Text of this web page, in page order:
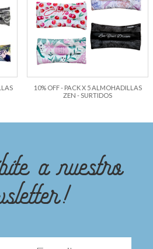
10% OFF - PACK X 5 ALMOHADILLAS
ZEN - SURTIDOS
a nuestro